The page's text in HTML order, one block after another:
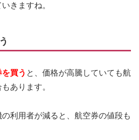
きますね。
買う と、価格が高騰していても航
あります。
利用者が減ると、航空券の値段も